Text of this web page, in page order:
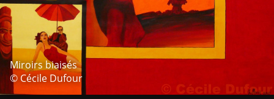
Miroirs biaisés
© Cécile Dufour